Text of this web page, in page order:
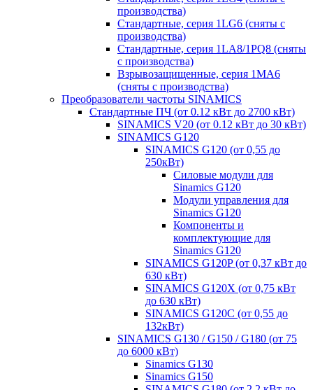
производства)
Стандартные, серия 1LG6 (сняты с
производства)
Стандартные, серия 1LA8/1PQ8 (сняты
с производства)
Взрывозащищенные, серия 1MA6
(сняты с производства)
Преобразователи частоты SINAMICS
Стандартные ПЧ (от 0.12 кВт до 2700 кВт)
SINAMICS V20 (от 0.12 кВт до 30 кВт)
SINAMICS G120
SINAMICS G120 (от 0,55 до
250кВт)
Силовые модули для
Sinamics G120
Модули управления для
Sinamics G120
Компоненты и
комплектующие для
Sinamics G120
SINAMICS G120P (от 0,37 кВт до
630 кВт)
SINAMICS G120X (от 0,75 кВт
до 630 кВт)
SINAMICS G120C (от 0,55 до
132кВт)
SINAMICS G130 / G150 / G180 (от 75
до 6000 кВт)
Sinamics G130
Sinamics G150